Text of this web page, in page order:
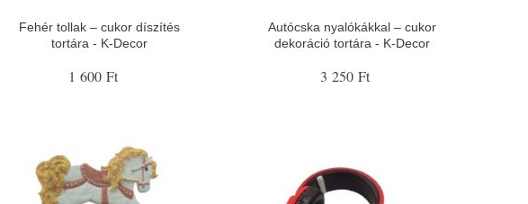
Fehér tollak – cukor díszítés
tortára - K-Decor
1 600 Ft
Autócska nyalókákkal – cukor
dekoráció tortára - K-Decor
3 250 Ft